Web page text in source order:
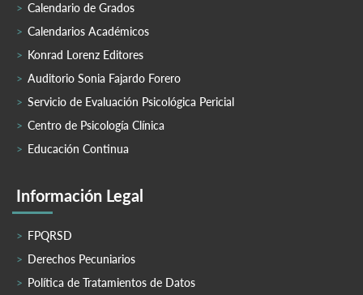
Calendario de Grados
Calendarios Académicos
Konrad Lorenz Editores
Auditorio Sonia Fajardo Forero
Servicio de Evaluación Psicológica Pericial
Centro de Psicología Clínica
Educación Continua
Información Legal
FPQRSD
Derechos Pecuniarios
Política de Tratamientos de Datos